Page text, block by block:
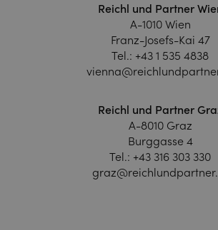
Reichl und Partner
A-1010 Wien
Franz-Josefs-Kai 47
Tel.: +43 1 535 4838
Reichl und Partner
A-8010 Graz
Burggasse 4
Tel.: +43 316 303 330